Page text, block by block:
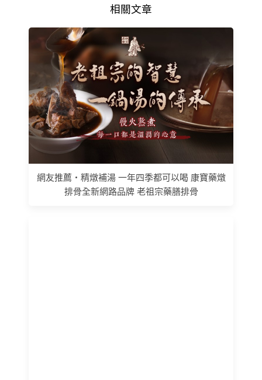
相關文章
網友推薦 • 精燉補湯 一年四季都可以喝 康寶藥燉
排骨全新網路品牌 老祖宗藥膳排骨